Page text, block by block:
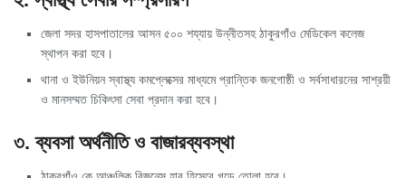
জেলা সদর হাসপাতালের আসন ৫০০ শয্যায় উন্নীতসহ ঠাকুরগাঁও মেডিকেল কলেজ
স্থাপন করা হবে।
থানা ও ইউনিয়ন স্বাস্থ্য কমপ্লেক্সের মাধ্যমে প্রান্তিক জনগোষ্ঠী ও সর্বসাধারনের সাশ্রয়ী
ও মানসম্মত চিকিৎসা সেবা প্রদান করা হবে।
৩. ব্যবসা অর্থনীতি ও বাজারব্যবস্থা